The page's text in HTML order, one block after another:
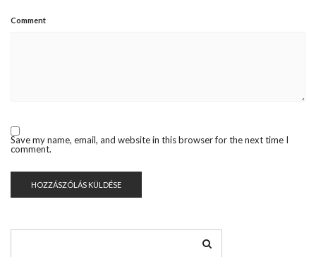
Comment
Save my name, email, and website in this browser for the next time I
comment.